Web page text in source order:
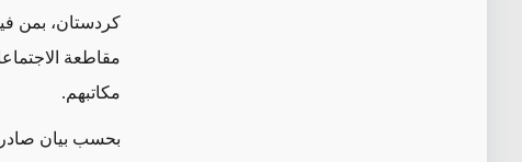
كردستان، بمن
مقاطعة
مكاتبهم.
بحسب بيان صادر